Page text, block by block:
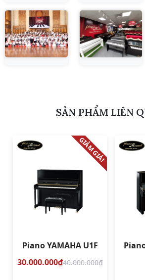
SẢN PHẨM LIÊN
GIẢM GIÁ!
Piano YAMAHA U1F
30.000.000₫40.000.000₫